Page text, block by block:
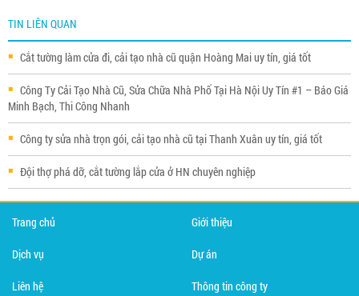
TIN LIÊN QUAN
Cắt tường làm cửa đi, cải tạo nhà cũ quận Hoàng Mai uy tín, giá tốt
Công Ty Cải Tạo Nhà Cũ, Sửa Chữa Nhà Phố Tại Hà Nội Uy Tín #1 – Báo Giá
Minh Bạch, Thi Công Nhanh
Công ty sửa nhà trọn gói, cải tạo nhà cũ tại Thanh Xuân uy tín, giá tốt
Đội thợ phá dỡ, cắt tường lắp cửa ở HN chuyên nghiệp
Trang chủ Giới thiệu
Dịch vụ Dự án
Liên hệ Thông tin công ty